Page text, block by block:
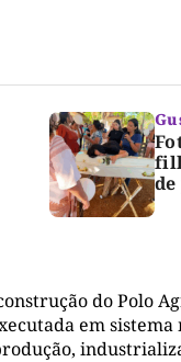
do Polo
em